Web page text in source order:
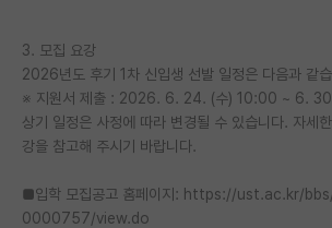
3. 모집 요강
2026년도 후기 1차 신입생 선발 일정은 다음과 같
※ 지원서 제출 : 2026. 6. 24. (수) 10:00 ~ 6.
상기 일정은 사정에 따라 변경될 수 있습니다. 자세
강을 참고해 주시기 바랍니다.
■입학 모집공고 홈페이지: https://ust.ac.kr/
0000757/view.do